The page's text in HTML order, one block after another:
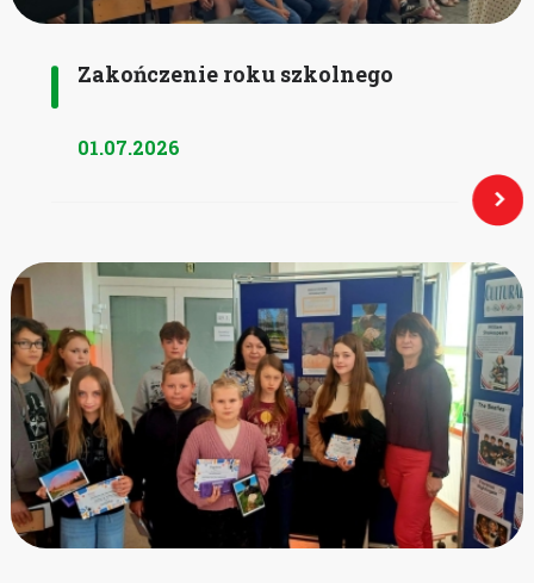
01.07.2026
Zakończenie roku szkolnego